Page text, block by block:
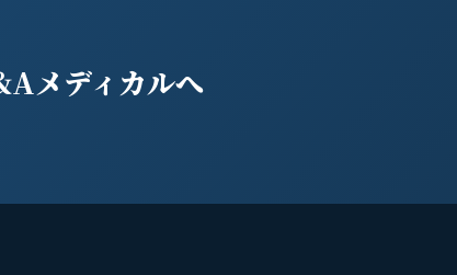
メディカルへ